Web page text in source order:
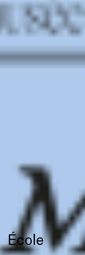
École